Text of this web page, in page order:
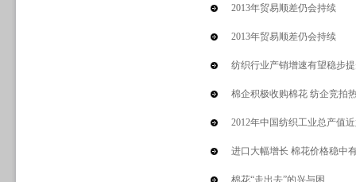
2013年贸易顺差仍会持续
2013年贸易顺差仍会持续
纺织行业产销增速有望稳步
棉企积极收购棉花 纺企竞拍
2012年中国纺织工业总产值
进口大幅增长 棉花价格稳中
棉花“走出去”的兴与困